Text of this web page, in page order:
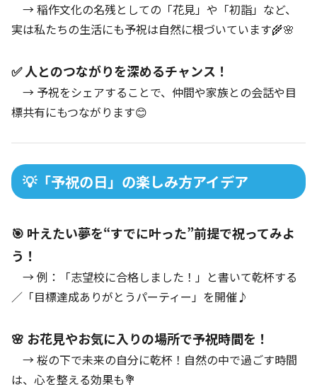
→ 稲作文化の名残としての「花見」や「初詣」など、
実は私たちの生活にも予祝は自然に根づいています🌾🌸
✅ 人とのつながりを深めるチャンス！
→ 予祝をシェアすることで、仲間や家族との会話や目
標共有にもつながります😊
💡「予祝の日」の楽しみ方アイデア
🎯 叶えたい夢を“すでに叶った”前提で祝ってみよ
う！
→ 例：「志望校に合格しました！」と書いて乾杯する
／「目標達成ありがとうパーティー」を開催♪
🌸 お花見やお気に入りの場所で予祝時間を！
→ 桜の下で未来の自分に乾杯！自然の中で過ごす時間
は、心を整える効果も💐